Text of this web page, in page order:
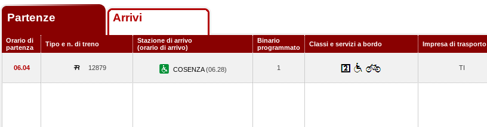
Partenze Arrivi
Orario di
partenza
Tipo e n. di treno
Stazione di arrivo
(orario di arrivo)
Binario
programmato
Classi e servizi a bordo Impresa di trasporto
06.04 12879 COSENZA(06.28) 1 TI